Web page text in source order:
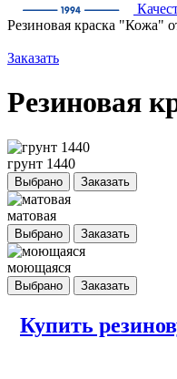
Резиновая краска "Кожа"
Заказать
Резиновая
грунт 1440
Выбрано Заказать
матовая
Выбрано Заказать
моющаяся
Выбрано Заказать
Купить